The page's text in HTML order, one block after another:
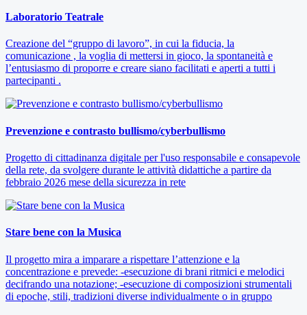
Laboratorio Teatrale
Creazione del “gruppo di lavoro”, in cui la fiducia, la
comunicazione , la voglia di mettersi in gioco, la spontaneità e
l’entusiasmo di proporre e creare siano facilitati e aperti a tutti i
partecipanti .
Prevenzione e contrasto bullismo/cyberbullismo
Progetto di cittadinanza digitale per l'uso responsabile e consapevole
della rete, da svolgere durante le attività didattiche a partire da
febbraio 2026 mese della sicurezza in rete
Stare bene con la Musica
Il progetto mira a imparare a rispettare l’attenzione e la
concentrazione e prevede: -esecuzione di brani ritmici e melodici
decifrando una notazione; -esecuzione di composizioni strumentali
di epoche, stili, tradizioni diverse individualmente o in gruppo